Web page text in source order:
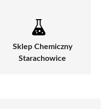
Sklep Chemiczny
Starachowice